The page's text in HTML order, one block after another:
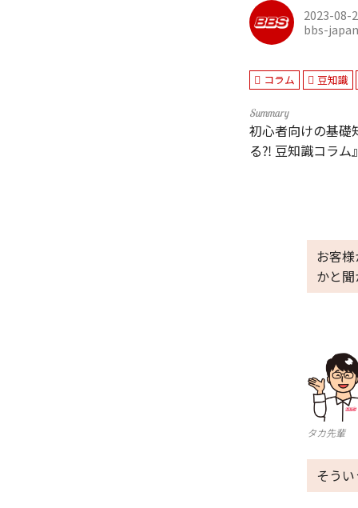
2023-08-
bbs-
コラム 豆知識
初心者向けの基礎
る⁈ 豆知識コラム
お客
かと
タカ先輩
そう